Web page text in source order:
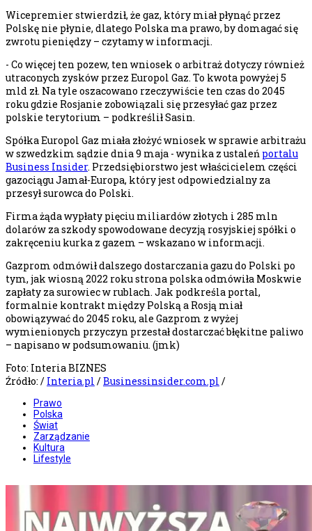
Wicepremier stwierdził, że gaz, który miał płynąć przez
Polskę nie płynie, dlatego Polska ma prawo, by domagać się
zwrotu pieniędzy – czytamy w informacji.
- Co więcej ten pozew, ten wniosek o arbitraż dotyczy również
utraconych zysków przez Europol Gaz. To kwota powyżej 5
mld zł. Na tyle oszacowano rzeczywiście ten czas do 2045
roku gdzie Rosjanie zobowiązali się przesyłać gaz przez
polskie terytorium – podkreślił Sasin.
Spółka Europol Gaz miała złożyć wniosek w sprawie arbitrażu
w szwedzkim sądzie dnia 9 maja - wynika z ustaleń portalu
Business Insider. Przedsiębiorstwo jest właścicielem części
gazociągu Jamał-Europa, który jest odpowiedzialny za
przesył surowca do Polski.
Firma żąda wypłaty pięciu miliardów złotych i 285 mln
dolarów za szkody spowodowane decyzją rosyjskiej spółki o
zakręceniu kurka z gazem – wskazano w informacji.
Gazprom odmówił dalszego dostarczania gazu do Polski po
tym, jak wiosną 2022 roku strona polska odmówiła Moskwie
zapłaty za surowiec w rublach. Jak podkreśla portal,
formalnie kontrakt między Polską a Rosją miał
obowiązywać do 2045 roku, ale Gazprom z wyżej
wymienionych przyczyn przestał dostarczać błękitne paliwo
– napisano w podsumowaniu. (jmk)
Foto: Interia BIZNES
Źródło: / Interia.pl /Businessinsider.com.pl /
Prawo
Polska
Świat
Zarządzanie
Kultura
Lifestyle